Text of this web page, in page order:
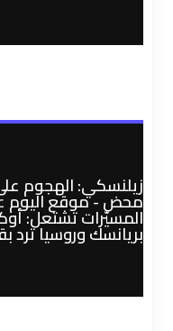
زيلنسكي: الهجوم
محض - موقع اليوم
المسيّرات تشتعل:
بريانسك وروسيا